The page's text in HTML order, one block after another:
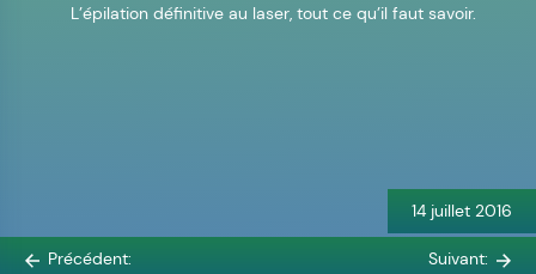
L’épilation définitive au laser, tout ce qu’il faut savoir.
14 juillet 2016
Précédent: Suivant: